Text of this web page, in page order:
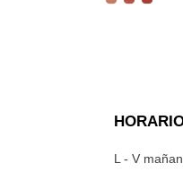
L - V